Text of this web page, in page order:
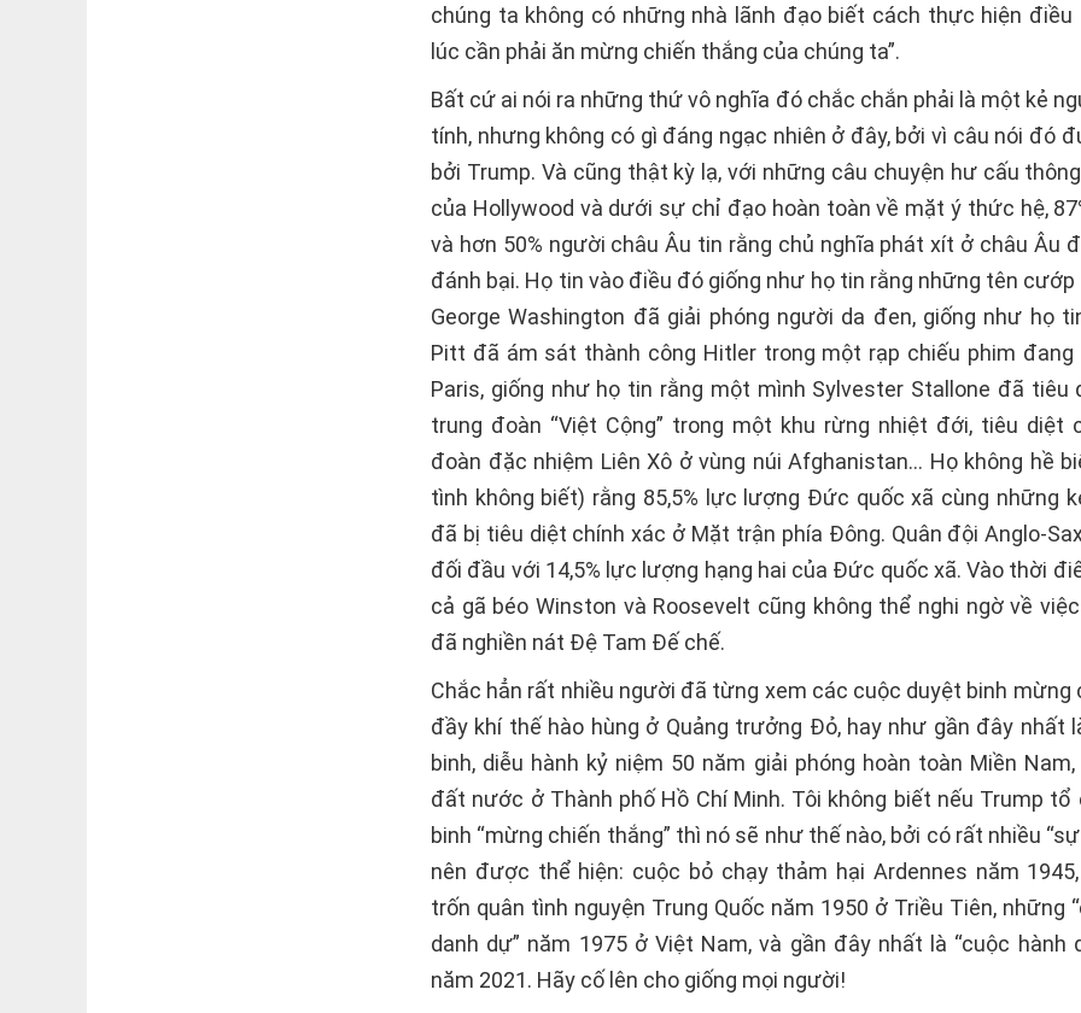
chúng ta không có những nhà lãnh đạo biết cách thực hiện
lúc cần phải ăn mừng chiến thắng của chúng ta”.
Bất cứ ai nói ra những thứ vô nghĩa đó chắc chắn phải là một kẻ
tính, nhưng không có gì đáng ngạc nhiên ở đây, bởi vì câu nói đó
bởi Trump. Và cũng thật kỳ lạ, với những câu chuyện hư cấu
của Hollywood và dưới sự chỉ đạo hoàn toàn về mặt ý thức hệ,
và hơn 50% người châu Âu tin rằng chủ nghĩa phát xít ở châu Âu
đánh bại. Họ tin vào điều đó giống như họ tin rằng những tên
George Washington đã giải phóng người da đen, giống như họ
Pitt đã ám sát thành công Hitler trong một rạp chiếu phim đang
Paris, giống như họ tin rằng một mình Sylvester Stallone đã tiêu
trung đoàn “Việt Cộng” trong một khu rừng nhiệt đới, tiêu diệt
đoàn đặc nhiệm Liên Xô ở vùng núi Afghanistan… Họ không hề
tình không biết) rằng 85,5% lực lượng Đức quốc xã cùng những
đã bị tiêu diệt chính xác ở Mặt trận phía Đông. Quân đội Anglo-
đối đầu với 14,5% lực lượng hạng hai của Đức quốc xã. Vào thời
cả gã béo Winston và Roosevelt cũng không thể nghi ngờ về
đã nghiền nát Đệ Tam Đế chế.
Chắc hẳn rất nhiều người đã từng xem các cuộc duyệt binh mừng
đầy khí thế hào hùng ở Quảng trưởng Đỏ, hay như gần đây nhất
binh, diễu hành kỷ niệm 50 năm giải phóng hoàn toàn Miền
đất nước ở Thành phố Hồ Chí Minh. Tôi không biết nếu Trump
binh “mừng chiến thắng” thì nó sẽ như thế nào, bởi có rất nhiều
nên được thể hiện: cuộc bỏ chạy thảm hại Ardennes năm
trốn quân tình nguyện Trung Quốc năm 1950 ở Triều Tiên, những
danh dự” năm 1975 ở Việt Nam, và gần đây nhất là “cuộc hành
năm 2021. Hãy cố lên cho giống mọi người!